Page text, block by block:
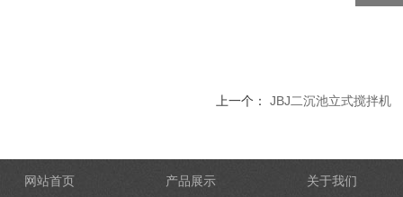
上一个： JBJ二沉池立式搅拌机
网站首页 产品展示 关于我们